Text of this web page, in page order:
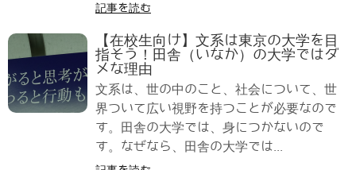
記事を読む
【在校生向け】文系は東京の大学を目
指そう！田舎（いなか）の大学ではダ
メな理由
文系は、世の中のこと、社会について、世
界ついて広い視野を持つことが必要なので
す。田舎の大学では、身につかないので
す。なぜなら、田舎の大学では...